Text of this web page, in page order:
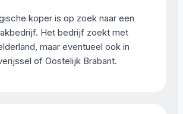
koper is op zoek naar een
Het bedrijf zoekt met
maar eventueel ook in
of Oostelijk Brabant.